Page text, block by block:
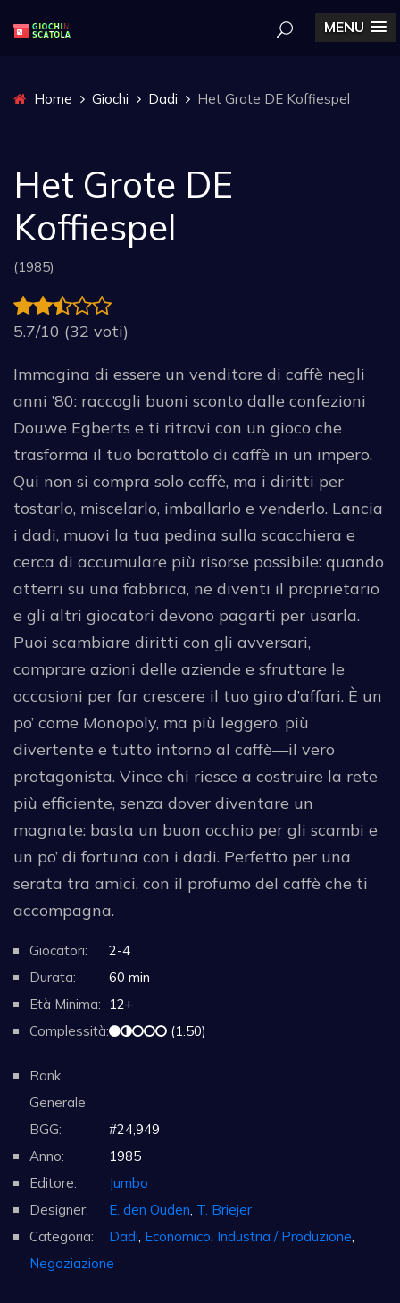
MENU
Home Giochi Dadi Het Grote DE Koffiespel
Het Grote DE
Koffiespel
(1985)
5.7/10 (32 voti)
Immagina di essere un venditore di caffè negli
anni ’80: raccogli buoni sconto dalle confezioni
Douwe Egberts e ti ritrovi con un gioco che
trasforma il tuo barattolo di caffè in un impero.
Qui non si compra solo caffè, ma i diritti per
tostarlo, miscelarlo, imballarlo e venderlo. Lancia
i dadi, muovi la tua pedina sulla scacchiera e
cerca di accumulare più risorse possibile: quando
atterri su una fabbrica, ne diventi il proprietario
e gli altri giocatori devono pagarti per usarla.
Puoi scambiare diritti con gli avversari,
comprare azioni delle aziende e sfruttare le
occasioni per far crescere il tuo giro d’affari. È un
po’ come Monopoly, ma più leggero, più
divertente e tutto intorno al caffè—il vero
protagonista. Vince chi riesce a costruire la rete
più efficiente, senza dover diventare un
magnate: basta un buon occhio per gli scambi e
un po’ di fortuna con i dadi. Perfetto per una
serata tra amici, con il profumo del caffè che ti
accompagna.
Giocatori:
2-4
Durata:
60 min
Età Minima:
12+
Complessità:
(1.50)
Rank
Generale
BGG:
#24,949
Anno:
1985
Editore:
Jumbo
Designer:
E. den Ouden T. Briejer
Categoria:
Dadi Economico Industria / Produzione
Negoziazione